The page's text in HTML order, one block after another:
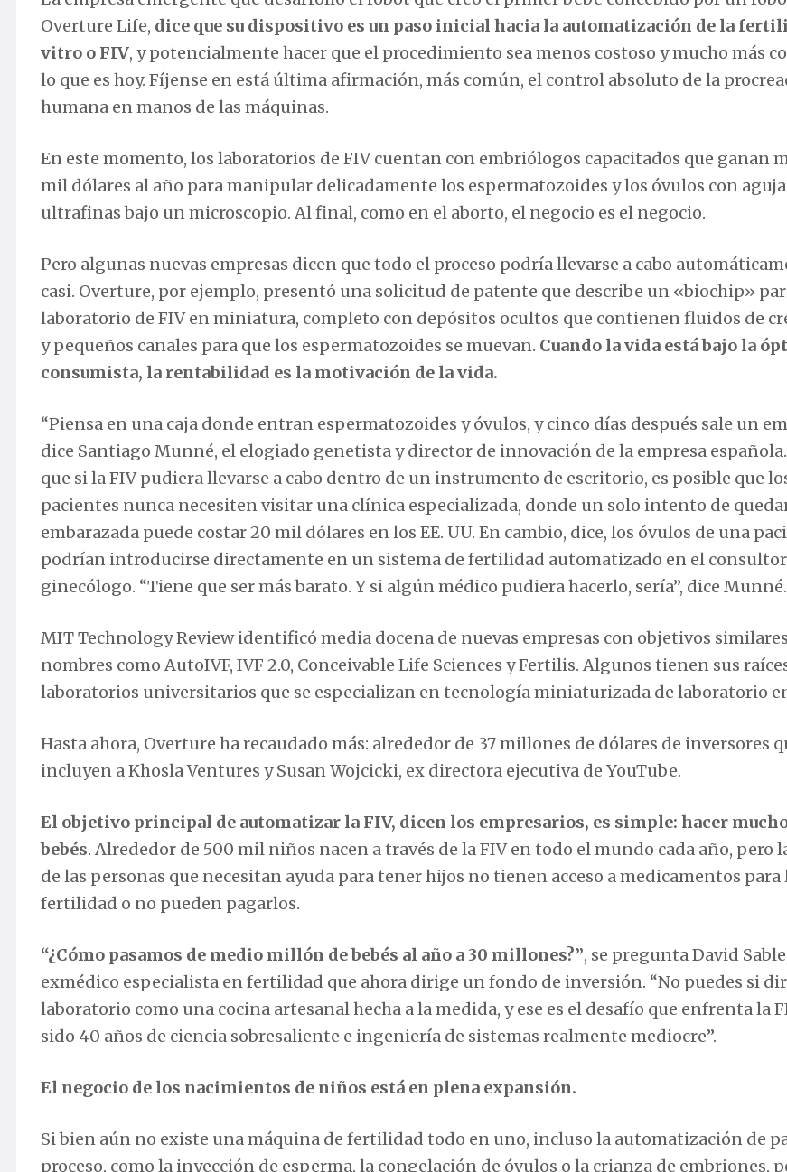
Overture Life, dice que su dispositivo es un paso inicial hacia la automatización de la
vitro o FIV, y potencialmente hacer que el procedimiento sea menos costoso y mucho más
lo que es hoy. Fíjense en está última afirmación, más común, el control absoluto de la
humana en manos de las máquinas.
En este momento, los laboratorios de FIV cuentan con embriólogos capacitados que ganan
mil dólares al año para manipular delicadamente los espermatozoides y los óvulos con
ultrafinas bajo un microscopio. Al final, como en el aborto, el negocio es el negocio.
Pero algunas nuevas empresas dicen que todo el proceso podría llevarse a cabo
casi. Overture, por ejemplo, presentó una solicitud de patente que describe un «biochip»
laboratorio de FIV en miniatura, completo con depósitos ocultos que contienen fluidos de
y pequeños canales para que los espermatozoides se muevan. Cuando la vida está bajo la
consumista, la rentabilidad es la motivación de la vida.
“Piensa en una caja donde entran espermatozoides y óvulos, y cinco días después sale un
dice Santiago Munné, el elogiado genetista y director de innovación de la empresa española.
que si la FIV pudiera llevarse a cabo dentro de un instrumento de escritorio, es posible que
pacientes nunca necesiten visitar una clínica especializada, donde un solo intento de
embarazada puede costar 20 mil dólares en los EE. UU. En cambio, dice, los óvulos de una
podrían introducirse directamente en un sistema de fertilidad automatizado en el
ginecólogo. “Tiene que ser más barato. Y si algún médico pudiera hacerlo, sería”, dice Munné.
MIT Technology Review identificó media docena de nuevas empresas con objetivos
nombres como AutoIVF, IVF 2.0, Conceivable Life Sciences y Fertilis. Algunos tienen sus
laboratorios universitarios que se especializan en tecnología miniaturizada de laboratorio
Hasta ahora, Overture ha recaudado más: alrededor de 37 millones de dólares de inversores
incluyen a Khosla Ventures y Susan Wojcicki, ex directora ejecutiva de YouTube.
El objetivo principal de automatizar la FIV, dicen los empresarios, es simple: hacer
bebés. Alrededor de 500 mil niños nacen a través de la FIV en todo el mundo cada año, pero
de las personas que necesitan ayuda para tener hijos no tienen acceso a medicamentos para
fertilidad o no pueden pagarlos.
“¿Cómo pasamos de medio millón de bebés al año a 30 millones?”, se pregunta David
exmédico especialista en fertilidad que ahora dirige un fondo de inversión. “No puedes si
laboratorio como una cocina artesanal hecha a la medida, y ese es el desafío que enfrenta la
sido 40 años de ciencia sobresaliente e ingeniería de sistemas realmente mediocre”.
El negocio de los nacimientos de niños está en plena expansión.
Si bien aún no existe una máquina de fertilidad todo en uno, incluso la automatización de
proceso, como la inyección de esperma, la congelación de óvulos o la crianza de embriones,